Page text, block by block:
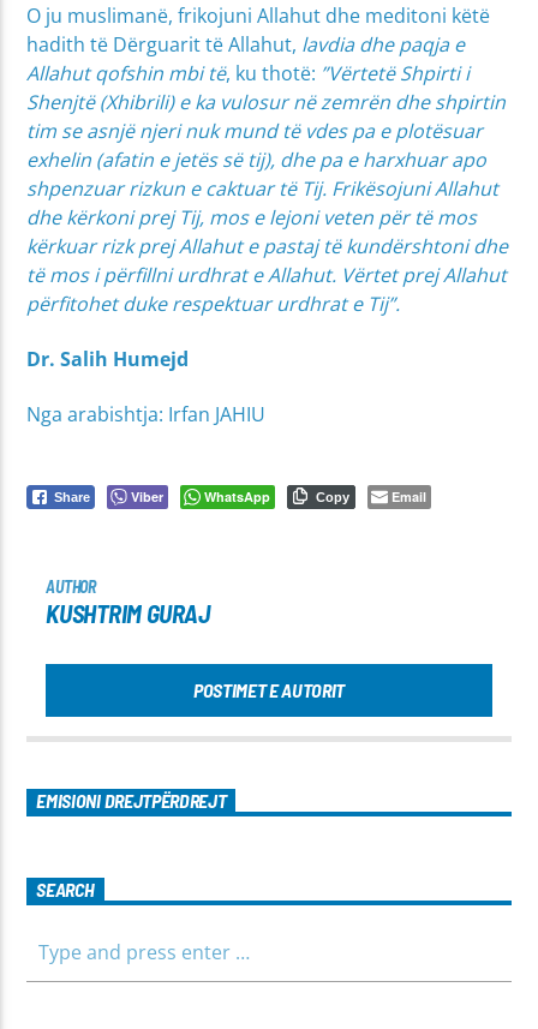
O ju muslimanë, frikojuni Allahut dhe meditoni këtë
hadith të Dërguarit të Allahut, lavdia dhe paqja e
Allahut qofshin mbi të, ku thotë: ”Vërtetë Shpirti i
Shenjtë (Xhibrili) e ka vulosur në zemrën dhe shpirtin
tim se asnjë njeri nuk mund të vdes pa e plotësuar
exhelin (afatin e jetës së tij), dhe pa e harxhuar apo
shpenzuar rizkun e caktuar të Tij. Frikësojuni Allahut
dhe kërkoni prej Tij, mos e lejoni veten për të mos
kërkuar rizk prej Allahut e pastaj të kundërshtoni dhe
të mos i përfillni urdhrat e Allahut. Vërtet prej Allahut
përfitohet duke respektuar urdhrat e Tij”.
Dr. Salih Humejd
Nga arabishtja: Irfan JAHIU
Share Viber WhatsApp Copy Email
AUTHOR
KUSHTRIM GURAJ
POSTIMET E AUTORIT
EMISIONI DREJTPËRDREJT
SEARCH